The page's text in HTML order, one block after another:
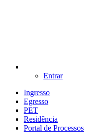
Entrar
Ingresso
Egresso
PET
Residência
Portal de Processos